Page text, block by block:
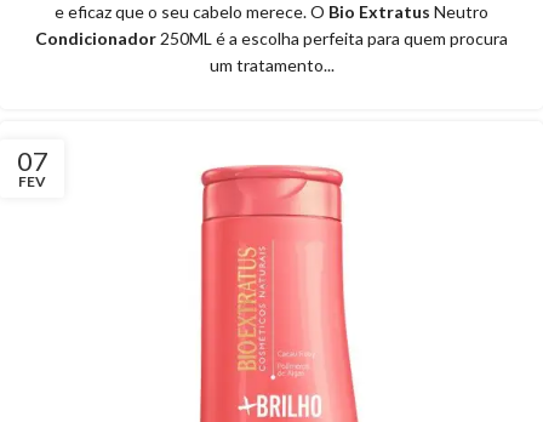
e eficaz que o seu cabelo merece. O Bio Extratus Neutro
Condicionador 250ML é a escolha perfeita para quem procura
um tratamento...
07
FEV